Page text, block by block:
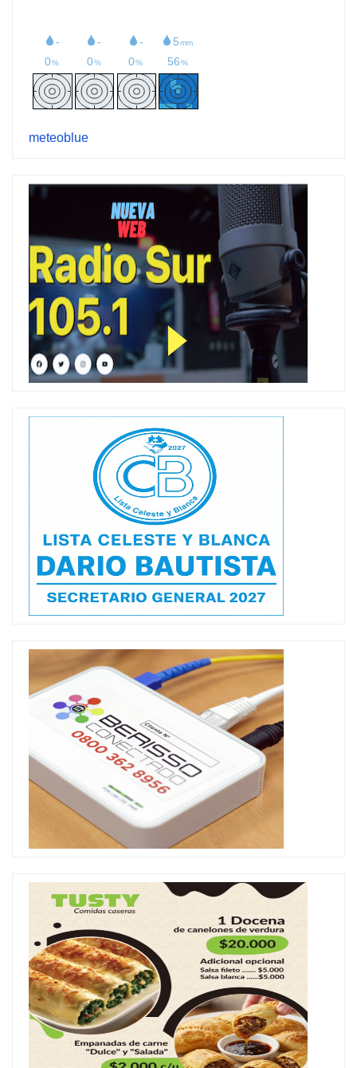
meteoblue